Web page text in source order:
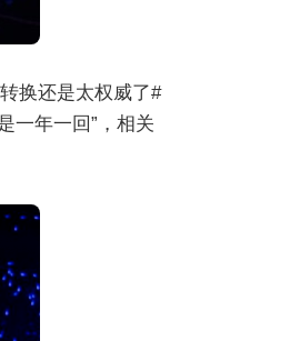
换还是太权威了#
一年一回”，相关